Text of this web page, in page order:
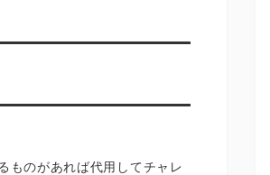
ものがあれば代用してチャレ